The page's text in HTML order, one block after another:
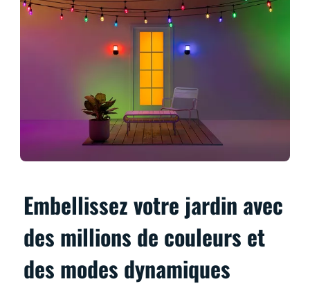
Embellissez votre jardin avec
des millions de couleurs et
des modes dynamiques